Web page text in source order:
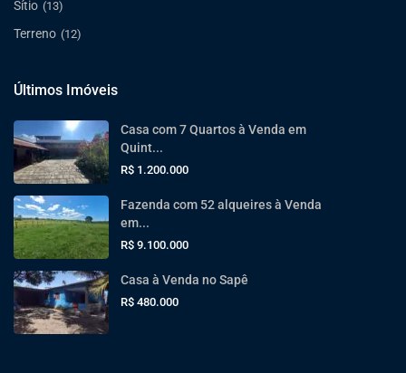
Sítio (13)
Terreno (12)
Últimos Imóveis
Casa com 7 Quartos à Venda em
Quint...
R$ 1.200.000
Fazenda com 52 alqueires à Venda
em...
R$ 9.100.000
Casa à Venda no Sapê
R$ 480.000